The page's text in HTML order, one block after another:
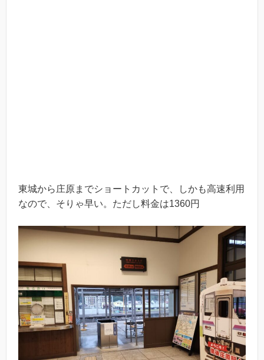
東城から庄原までショートカットで、しかも高速利用
なので、そりゃ早い。ただし料金は1360円